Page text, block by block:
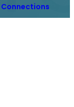
Connections